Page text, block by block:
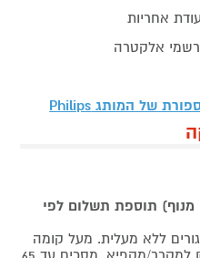
אחריות
אלקטרה
של המותג Philips
מנוף) תוספת תשלום לפי
ללא מעלית. מעל קומה